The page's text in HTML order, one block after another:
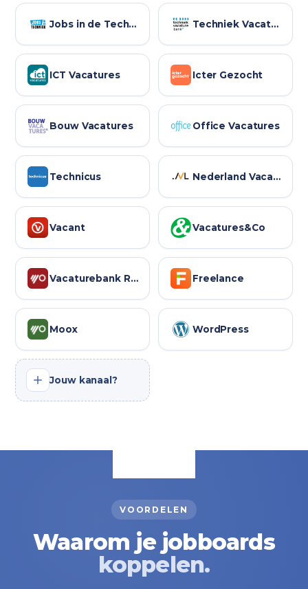
Jobs in de Techniek Techniek Vacatures
ICT Vacatures Icter Gezocht
Bouw Vacatures Office Vacatures
Technicus Nederland Vacature
Vacant Vacatures&Co
Vacaturebank Regionaal Freelance
Moox WordPress
Jouw kanaal?
VOORDELEN
Waarom je jobboards
koppelen.